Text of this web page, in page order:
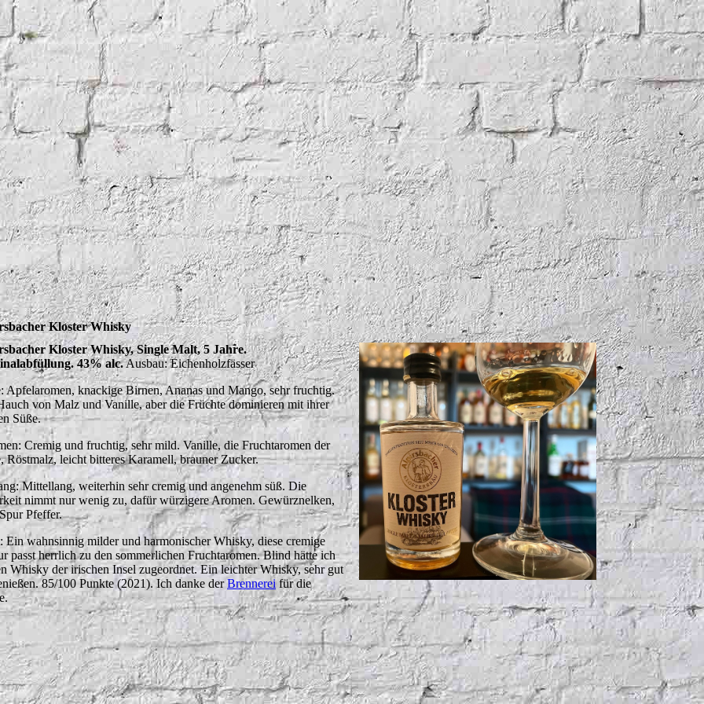
Kloster Whisky
Kloster Whisky, Single Malt, 5 Jahre.
43% alc.Ausbau: Eichenholzfässer
Apfelaromen, knackige Birnen, Ananas und Mango, sehr fruchtig.
von Malz und Vanille, aber die Früchte dominieren mit ihrer
Süße.
Cremig und fruchtig, sehr mild. Vanille, die Fruchtaromen der
Röstmalz, leicht bitteres Karamell, brauner Zucker.
Mittellang, weiterhin sehr cremig und angenehm süß. Die
nimmt nur wenig zu, dafür würzigere Aromen. Gewürznelken,
Pfeffer.
Ein wahnsinnig milder und harmonischer Whisky, diese cremige
passt herrlich zu den sommerlichen Fruchtaromen. Blind hätte ich
Whisky der irischen Insel zugeordnet. Ein leichter Whisky, sehr gut
85/100 Punkte (2021). Ich danke derBrennereifür die